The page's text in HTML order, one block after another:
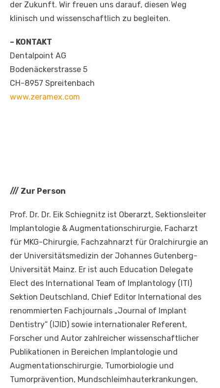
der Zukunft. Wir freuen uns darauf, diesen Weg
klinisch und wissenschaftlich zu begleiten.
– KONTAKT
Dentalpoint AG
Bodenäckerstrasse 5
CH-8957 Spreitenbach
www.zeramex.com
/// Zur Person
Prof. Dr. Dr. Eik Schiegnitz ist Oberarzt, Sektionsleiter
Implantologie & Augmentationschirurgie, Facharzt
für MKG-Chirurgie, Fachzahnarzt für Oralchirurgie an
der Universitätsmedizin der Johannes Gutenberg-
Universität Mainz. Er ist auch Education Delegate
Elect des International Team of Implantology (ITI)
Sektion Deutschland, Chief Editor International des
renommierten Fachjournals „Journal of Implant
Dentistry“ (IJID) sowie internationaler Referent,
Forscher und Autor zahlreicher wissenschaftlicher
Publikationen in Bereichen Implantologie und
Augmentationschirurgie, Tumorbiologie und
Tumorprävention, Mundschleimhauterkrankungen,